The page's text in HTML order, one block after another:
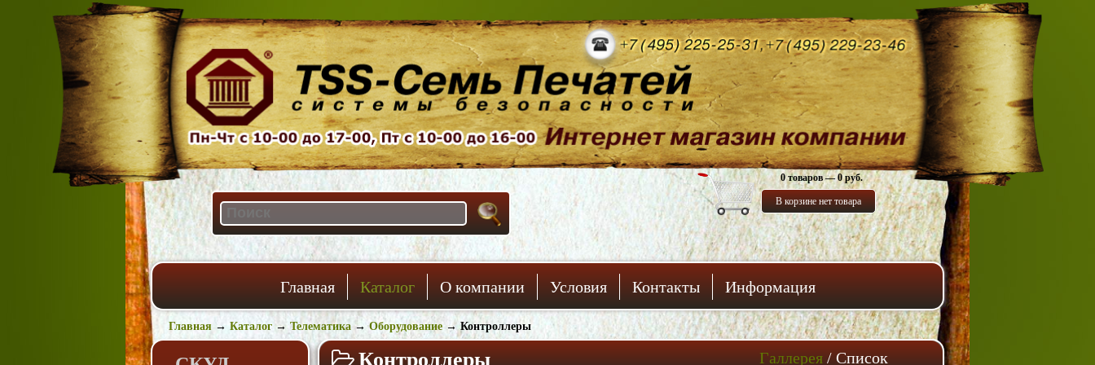
0 товаров — 0 руб.
В корзине нет товара
Главная Каталог О компании Условия Контакты Информация
Главная →Каталог →Телематика →Оборудование →Контроллеры
Контроллеры Галлерея / Список